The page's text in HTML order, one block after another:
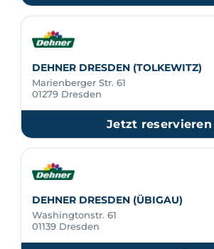
DEHNER DRESDEN (TOLKEWITZ)
Marienberger Str. 61
01279 Dresden
Jetzt reservieren
DEHNER DRESDEN (ÜBIGAU)
Washingtonstr. 61
01139 Dresden